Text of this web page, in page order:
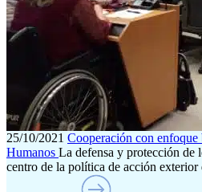
25/10/2021 Cooperación con enfoque
Humanos La defensa y protección de
centro de la política de acción